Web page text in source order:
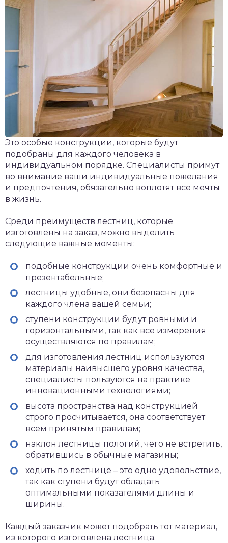
Это особые конструкции, которые будут
подобраны для каждого человека в
индивидуальном порядке. Специалисты примут
во внимание ваши индивидуальные пожелания
и предпочтения, обязательно воплотят все мечты
в жизнь.
Среди преимуществ лестниц, которые
изготовлены на заказ, можно выделить
следующие важные моменты:
подобные конструкции очень комфортные и
презентабельные;
лестницы удобные, они безопасны для
каждого члена вашей семьи;
ступени конструкции будут ровными и
горизонтальными, так как все измерения
осуществляются по правилам;
для изготовления лестниц используются
материалы наивысшего уровня качества,
специалисты пользуются на практике
инновационными технологиями;
высота пространства над конструкцией
строго просчитывается, она соответствует
всем принятым правилам;
наклон лестницы пологий, чего не встретить,
обратившись в обычные магазины;
ходить по лестнице – это одно удовольствие,
так как ступени будут обладать
оптимальными показателями длины и
ширины.
Каждый заказчик может подобрать тот материал,
из которого изготовлена лестница.